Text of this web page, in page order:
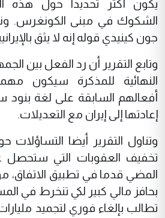
يكون أكثر تحديدا حول هذه
الشكوك في مبنى الكونغرس. ونقل
جون كينيدي قوله إنه لا يثق
وتابع التقرير أن رد الفعل بين
النهائية للمذكرة سيكون
أفعالهم السابقة على لغة بنود
إعادتها إلى إيران مع التعديلات.
وتناول التقرير أيضا التساؤلات
تخفيف العقوبات التي ستحصل
المضي قدما في تطبيق الاتفاق،
بحافز مالي كبير لكي تنخرط في
تطالب بإلغاء فوري لتجميد